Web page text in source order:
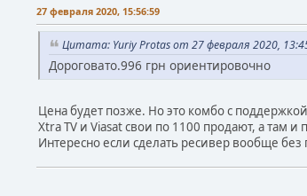
27 февраля 2020, 15:56:59
Цитата: Yuriy Protas от 27 февраля 2020,
Дороговато.996 грн ориентировочно
Цена будет позже. Но это комбо с поддержкой
Xtra TV и Viasat свои по 1100 продают, а там
Интересно если сделать ресивер вообще